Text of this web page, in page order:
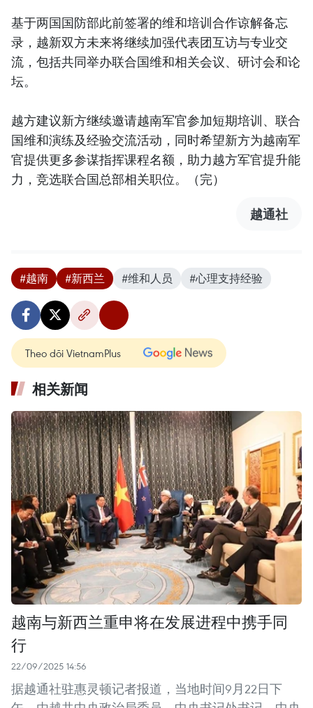
基于两国国防部此前签署的维和培训合作谅解备忘
录，越新双方未来将继续加强代表团互访与专业交
流，包括共同举办联合国维和相关会议、研讨会和论
坛。
越方建议新方继续邀请越南军官参加短期培训、联合
国维和演练及经验交流活动，同时希望新方为越南军
官提供更多参谋指挥课程名额，助力越方军官提升能
力，竞选联合国总部相关职位。（完）
越通社
#越南 #新西兰 #维和人员 #心理支持经验
Theo dõi VietnamPlus
相关新闻
越南与新西兰重申将在发展进程中携手同
行
22/09/2025 14:56
据越通社驻惠灵顿记者报道，当地时间9月22日下